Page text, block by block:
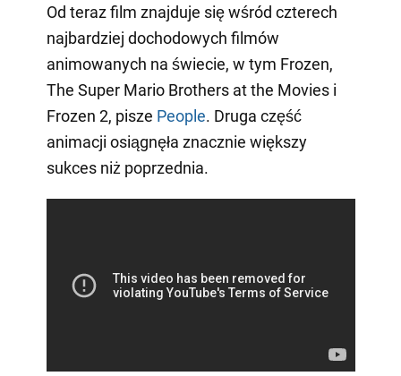
Od teraz film znajduje się wśród czterech
najbardziej dochodowych filmów
animowanych na świecie, w tym Frozen,
The Super Mario Brothers at the Movies i
Frozen 2, pisze People. Druga część
animacji osiągnęła znacznie większy
sukces niż poprzednia.